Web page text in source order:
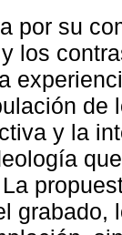
por su
los
y la
grabado,